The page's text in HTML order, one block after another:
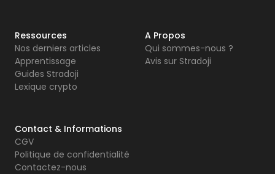
Ressources
Nos derniers articles
Apprentissage
Guides Stradoji
Lexique crypto
A Propos
Qui sommes-nous ?
Avis sur Stradoji
Contact & Informations
CGV
Politique de confidentialité
Contactez-nous